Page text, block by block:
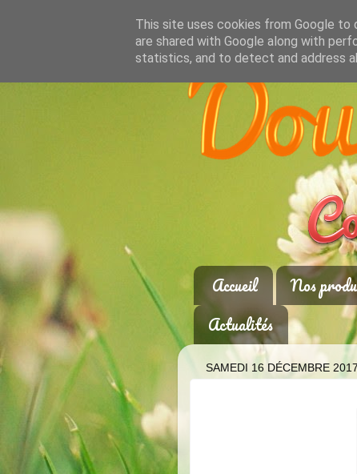
Accueil Nos
Actualités
SAMEDI 16 DÉCEMBRE 2017
This site uses cookies from Google to
are shared with Google along with
statistics, and to detect and address